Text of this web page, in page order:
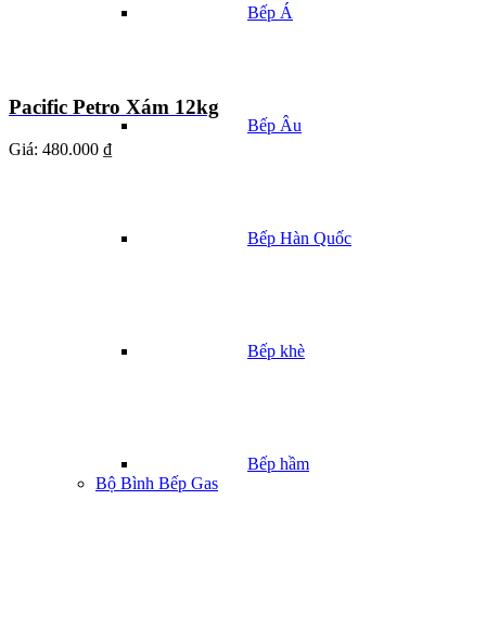
Bếp Á
Bếp Âu
Bếp Hàn Quốc
Bếp khè
Bếp hầm
Bộ Bình Bếp Gas
Pacific Petro Xám 12kg
Giá: 480.000 ₫